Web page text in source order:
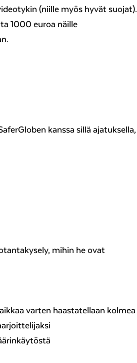
(niille myös hyvät suojat).
1000 euroa näille
kanssa sillä ajatuksella,
mihin he ovat
varten haastatellaan kolmea